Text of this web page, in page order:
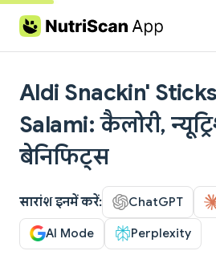
Skip to content
Aldi Snackin'
Salami: कैलोरी,
बेनिफिट्स
सारांश इनमें करें: ChatGPT
AI Mode Perplexity